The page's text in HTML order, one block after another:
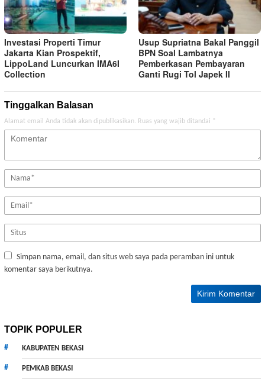
Investasi Properti Timur
Jakarta Kian Prospektif,
LippoLand Luncurkan IMA6I
Collection
Usup Supriatna Bakal Panggil
BPN Soal Lambatnya
Pemberkasan Pembayaran
Ganti Rugi Tol Japek II
Tinggalkan Balasan
Alamat email Anda tidak akan dipublikasikan. Ruas yang wajib ditandai *
Simpan nama, email, dan situs web saya pada peramban ini untuk
komentar saya berikutnya.
TOPIK POPULER
KABUPATEN BEKASI
PEMKAB BEKASI